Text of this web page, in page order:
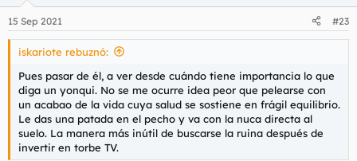
toda mi vida adulta no me he peleado nunca.
Discuss.
e
s
15 Sep 2021 #23
iskariote rebuznó:
Pues pasar de él, a ver desde cuándo tiene importancia lo que
diga un yonqui. No se me ocurre idea peor que pelearse con
un acabao de la vida cuya salud se sostiene en frágil equilibrio.
Le das una patada en el pecho y va con la nuca directa al
suelo. La manera más inútil de buscarse la ruina después de
invertir en torbe TV.